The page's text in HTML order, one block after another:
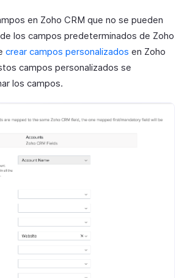
en Zoho CRM que no se pueden
los campos predeterminados de Zoho
crear campos personalizados en Zoho
campos personalizados se
los campos.